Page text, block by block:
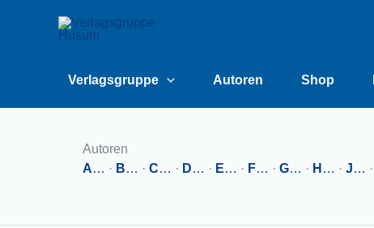
Verlagsgruppe Autoren Shop
Autoren
A… · B… · C… · D… · E… · F… · G… · H … · J… ·